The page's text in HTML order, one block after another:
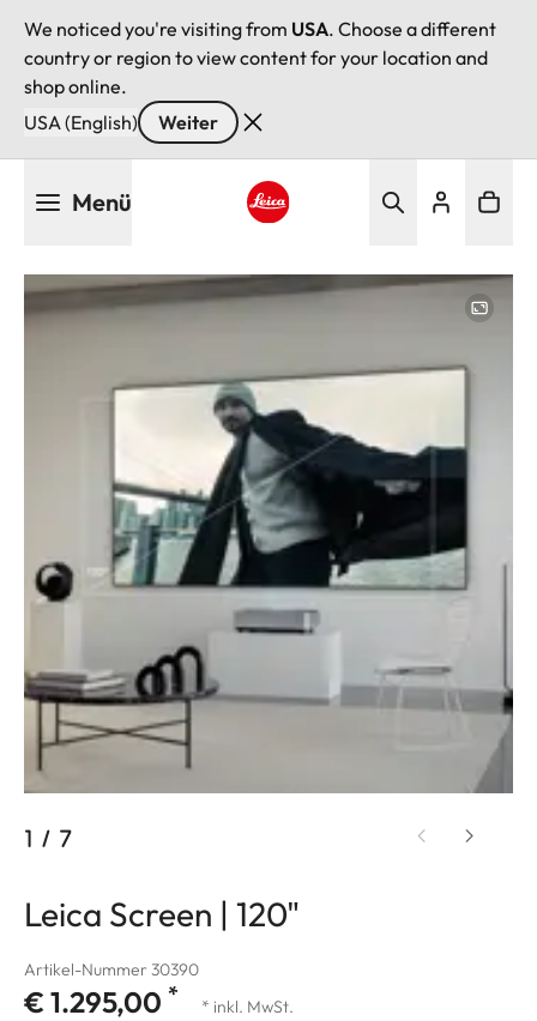
We noticed you're visiting from USA. Choose a different
country or region to view content for your location and
shop online.
USA (English)
Weiter
Menü
1 / 7
Leica Screen | 120"
Artikel-Nummer 30390
€ 1.295,00 * * inkl. MwSt.